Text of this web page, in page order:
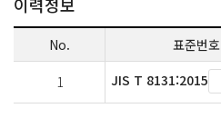
No. 표준번호
1 JIS T 8131:2015